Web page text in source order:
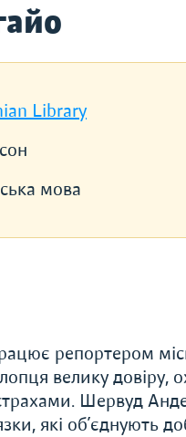
Library
мова
репортером
велику довіру,
Шервуд
які об’єднують